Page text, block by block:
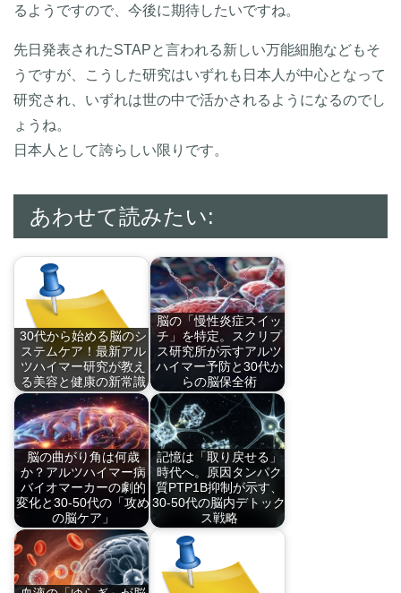
るようですので、今後に期待したいですね。
先日発表されたSTAPと言われる新しい万能細胞などもそ
うですが、こうした研究はいずれも日本人が中心となって
研究され、いずれは世の中で活かされるようになるのでし
ょうね。
日本人として誇らしい限りです。
あわせて読みたい:
30代から始める脳のシ
ステムケア！最新アル
ツハイマー研究が教え
る美容と健康の新常識
脳の健康維持はシス
テ…
脳の「慢性炎症スイッ
チ」を特定。スクリプ
ス研究所が示すアルツ
ハイマー予防と30代か
らの脳保全術
スクリプス研究所の
研…
脳の曲がり角は何歳
か？アルツハイマー病
バイオマーカーの劇的
変化と30-50代の「攻め
の脳ケア」
アルツハイマー病の
兆…
記憶は「取り戻せる」
時代へ。原因タンパク
質PTP1B抑制が示す、
30-50代の脳内デトック
ス戦略
アルツハイマー病の
鍵…